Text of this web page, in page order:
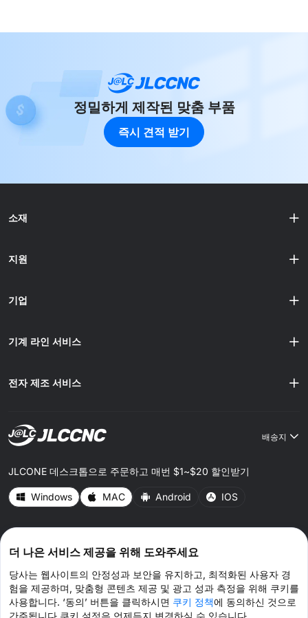
Aluminum7075 > Acrylic > PC = Aluminum 6061 > FR4 >
이며, CNC 가공도 예외가 아닙니다. 전체 가공 과정에 필요
한 시간에는 설정 시간, 프로그래밍 시간, 실제 가공 시간이
포함됩니다. 효율적인 프로......
정밀하게 제작된 맞춤 부품
즉시 견적 받기
소재
지원
기업
기계 라인 서비스
전자 제조 서비스
배송지
JLCONE 데스크톱으로 주문하고 매번 $1~$20 할인받기
Windows MAC Android IOS
더 나은 서비스 제공을 위해 도와주세요
당사는 웹사이트의 안정성과 보안을 유지하고, 최적화된 사용자 경
험을 제공하며, 맞춤형 콘텐츠 제공 및 광고 성과 측정을 위해 쿠키를
사용합니다. ‘동의’ 버튼을 클릭하시면 쿠키 정책에 동의하신 것으로
간주됩니다.쿠키 설정은 언제든지 변경하실 수 있습니다.